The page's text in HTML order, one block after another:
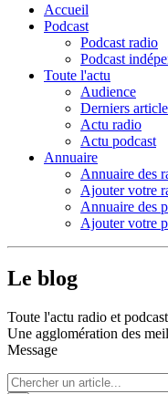
Accueil
Podcast
Podcast radio
Podcast
Toute l'actu
Audience
Derniers
Actu radio
Actu podcast
Annuaire
Annuaire des
Ajouter votre
Annuaire des
Ajouter votre
Le blog
Toute l'actu radio et podcast
Une agglomération des
Message